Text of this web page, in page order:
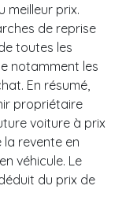
meilleur prix.
de reprise
toutes les
notamment les
En résumé,
propriétaire
voiture à prix
revente en
véhicule. Le
du prix de